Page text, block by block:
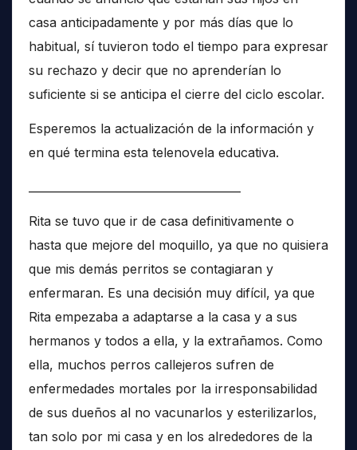
casa anticipadamente y por más días que lo
habitual, sí tuvieron todo el tiempo para expresar
su rechazo y decir que no aprenderían lo
suficiente si se anticipa el cierre del ciclo escolar.
Esperemos la actualización de la información y
en qué termina esta telenovela educativa.
Rita se tuvo que ir de casa definitivamente o
hasta que mejore del moquillo, ya que no quisiera
que mis demás perritos se contagiaran y
enfermaran. Es una decisión muy difícil, ya que
Rita empezaba a adaptarse a la casa y a sus
hermanos y todos a ella, y la extrañamos. Como
ella, muchos perros callejeros sufren de
enfermedades mortales por la irresponsabilidad
de sus dueños al no vacunarlos y esterilizarlos,
tan solo por mi casa y en los alrededores de la